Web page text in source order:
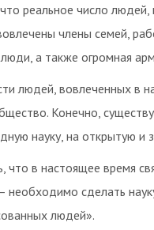
реальное число
члены семей,
а также огромная
людей, вовлеченных в
Конечно,
науку, на открытую и
что в настоящее время
сделать
людей».